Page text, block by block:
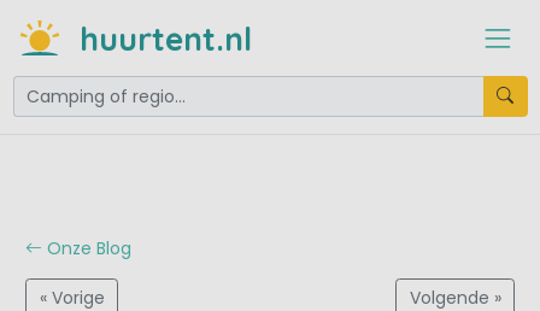
huurtent.nl
Onze Blog
« Vorige Volgende »